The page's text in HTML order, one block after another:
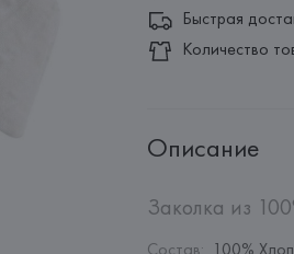
Быстрая
Количество
Описание
Заколка из
Состав: 100%